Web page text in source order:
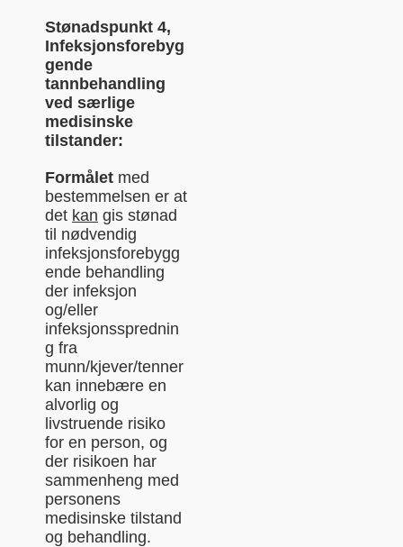
Stønadspunkt 4,
Infeksjonsforebyg
gende
tannbehandling
ved særlige
medisinske
tilstander:
Formålet med
bestemmelsen er at
det kan gis stønad
til nødvendig
infeksjonsforebygg
ende behandling
der infeksjon
og/eller
infeksjonssprednin
g fra
munn/kjever/tenner
kan innebære en
alvorlig og
livstruende risiko
for en person, og
der risikoen har
sammenheng med
personens
medisinske tilstand
og behandling.